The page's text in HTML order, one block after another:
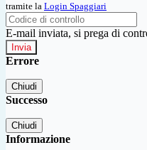
tramite la Login Spaggiari
E-mail inviata, si prega di
Errore
Chiudi
Successo
Chiudi
Informazione